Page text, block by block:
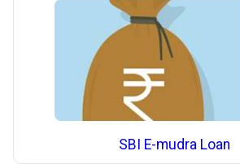
SBI E-mudra Loan